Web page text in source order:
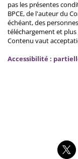
pas les présentes
BPCE, de l'auteur du
échéant, des
téléchargement et
Contenu vaut
Accessibilité :